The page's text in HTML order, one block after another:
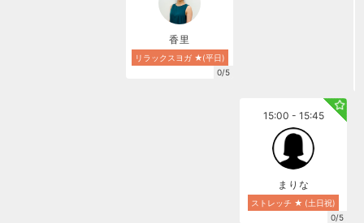
香里
リラックスヨガ ★(平日)
0/5
15:00 - 15:45
まりな
ストレッチ ★ (土日祝)
0/5